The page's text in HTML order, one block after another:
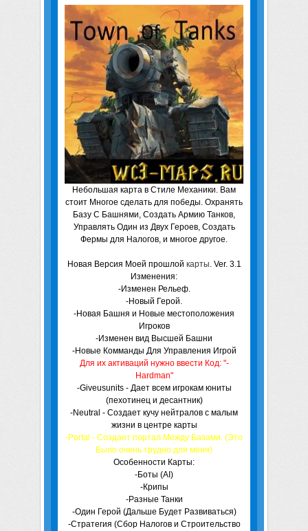
Небольшая карта в Стиле Механики. Вам
стоит Многое сделать для победы. Охранять
Базу С Башнями, Создать Армию Танков,
Управлять Один из Двух Героев, Создать
Фермы для Налогов, и многое другое.
Новая Версия Моей прошлой карты. Ver. 3.1
Изменения:
-Изменен Рельеф.
-Новый Герой.
-Новая Башня и Новые местоположения
Игроков
-Изменен вид Высшей Башни
-Новые Комманды Для Управления Игрой
Для их активаций нужно ввести Код: "-
Hardman"
-Giveusunits - Дает всем игрокам юниты
(пехотинец и десантник)
-Neutral - Создает кучу нейтралов с малым
жизни в центре карты
-Portal - Создает портал Между Базами. (Это
Было очень трудно для меня)
Особенности Карты:
-Боты (AI)
-Крипы
-Разные Танки
-Один Герой (Дальше Будет Развиваться)
-Стратегия (Сбор Налогов и Строительство